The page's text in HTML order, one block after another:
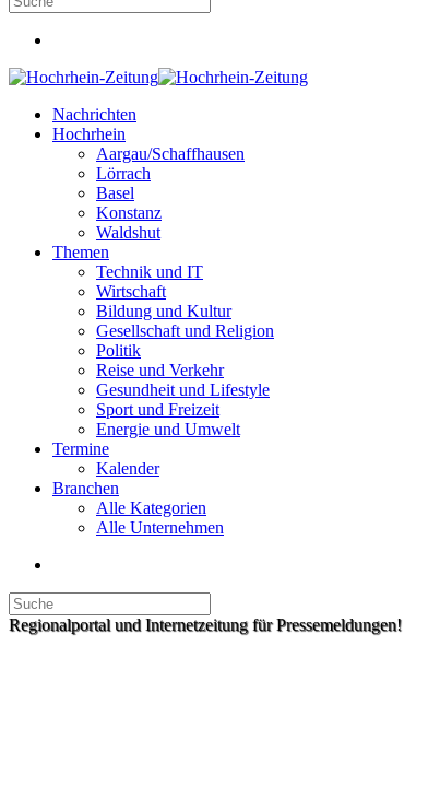
Nachrichten
Hochrhein
Aargau/Schaffhausen
Lörrach
Basel
Konstanz
Waldshut
Themen
Technik und IT
Wirtschaft
Bildung und Kultur
Gesellschaft und Religion
Politik
Reise und Verkehr
Gesundheit und Lifestyle
Sport und Freizeit
Energie und Umwelt
Termine
Kalender
Branchen
Alle Kategorien
Alle Unternehmen
Regionalportal und Internetzeitung für Pressemeldungen!